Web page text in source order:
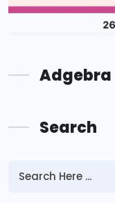
Adgebra
Search